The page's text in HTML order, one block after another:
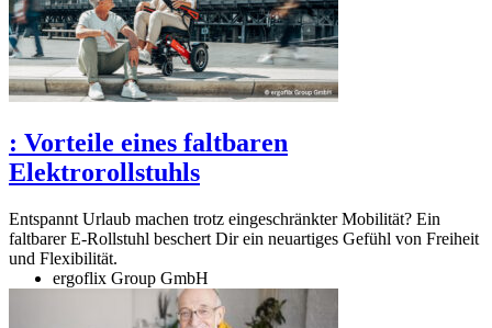
: Vorteile eines faltbaren
Elektrorollstuhls
Entspannt Urlaub machen trotz eingeschränkter Mobilität? Ein
faltbarer E-Rollstuhl beschert Dir ein neuartiges Gefühl von Freiheit
und Flexibilität.
ergoflix Group GmbH